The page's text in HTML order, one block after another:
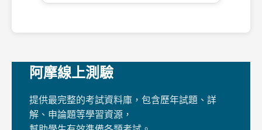
阿摩線上測驗
提供最完整的考試資料庫，包含歷年試題、詳
解、申論題等學習資源，